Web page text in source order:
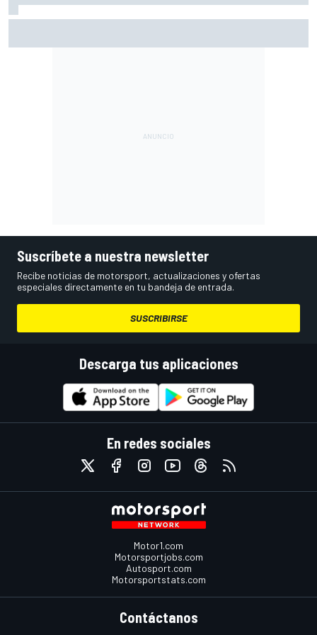
Suscríbete a nuestra newsletter
Recibe noticias de motorsport, actualizaciones y ofertas
especiales directamente en tu bandeja de entrada.
SUSCRIBIRSE
Descarga tus aplicaciones
En redes sociales
Motor1.com
Motorsportjobs.com
Autosport.com
Motorsportstats.com
Contáctanos